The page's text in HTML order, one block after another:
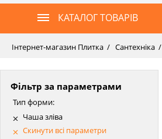
КАТАЛОГ ТОВАРІВ
Інтернет-магазин Плитка Сантехніка
Фільтр за параметрами
Тип форми:
Чаша зліва
Скинути всі параметри